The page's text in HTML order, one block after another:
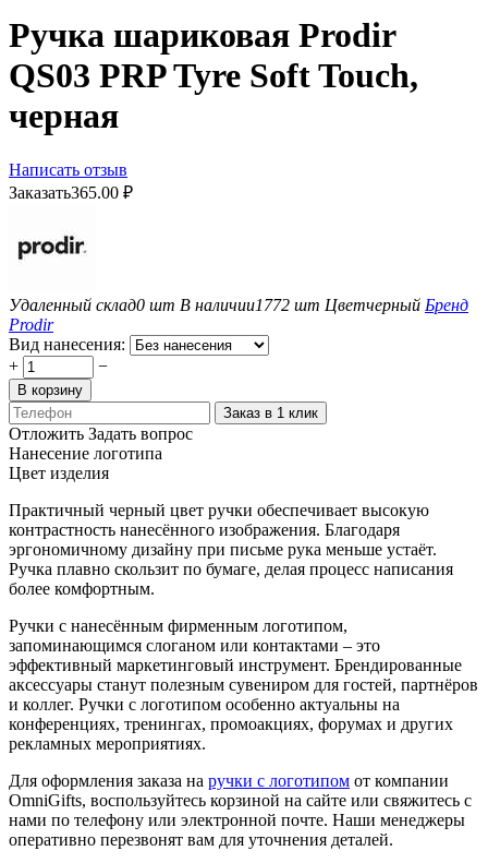
Ручка шариковая Prodir
QS03 PRP Tyre Soft Touch,
черная
Написать отзыв
Заказать365.00 ₽
Удаленный склад0 шт В наличии1772 шт Цветчерный Бренд
Prodir
Вид нанесения:
+
−
В корзину
Заказ в 1 клик
Отложить Задать вопрос
Нанесение логотипа
Цвет изделия
Практичный черный цвет ручки обеспечивает высокую
контрастность нанесённого изображения. Благодаря
эргономичному дизайну при письме рука меньше устаёт.
Ручка плавно скользит по бумаге, делая процесс написания
более комфортным.
Ручки с нанесённым фирменным логотипом,
запоминающимся слоганом или контактами – это
эффективный маркетинговый инструмент. Брендированные
аксессуары станут полезным сувениром для гостей, партнёров
и коллег. Ручки с логотипом особенно актуальны на
конференциях, тренингах, промоакциях, форумах и других
рекламных мероприятиях.
Для оформления заказа на ручки с логотипом от компании
OmniGifts, воспользуйтесь корзиной на сайте или свяжитесь с
нами по телефону или электронной почте. Наши менеджеры
оперативно перезвонят вам для уточнения деталей.